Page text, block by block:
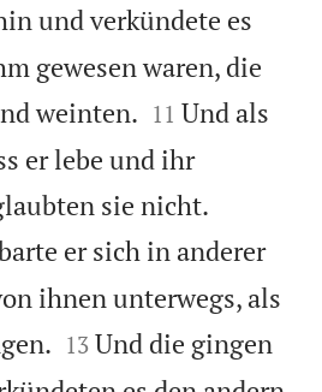
und verkündete es
gewesen waren, die
weinten. 

11 Und als
er lebe und ihr
sie nicht.
er sich in anderer
ihnen unterwegs, als


13 Und die gingen